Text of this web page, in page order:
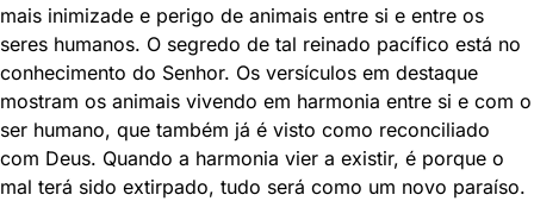
mais inimizade e perigo de animais entre si e entre os
seres humanos. O segredo de tal reinado pacífico está no
conhecimento do Senhor. Os versículos em destaque
mostram os animais vivendo em harmonia entre si e com o
ser humano, que também já é visto como reconciliado
com Deus. Quando a harmonia vier a existir, é porque o
mal terá sido extirpado, tudo será como um novo paraíso.